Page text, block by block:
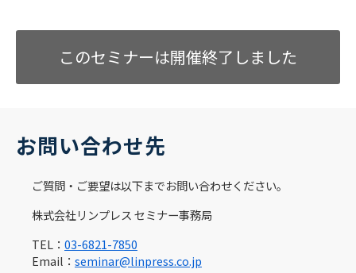
このセミナーは開催終了しました
お問い合わせ先
ご質問・ご要望は以下までお問い合わせください。
株式会社リンプレス セミナー事務局
TEL： 03-6821-7850
Email： seminar@linpress.co.jp